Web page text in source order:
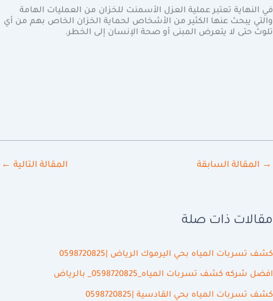
في النهاية تعتبر عملية العزل الأسمنت للخزان من العمليات الهامة
والتي يبحث عنها الكثير من الأشخاص لحماية الخزان الخاص بهم من أي
تلوث حتى لا يتعرض المبنى أو صحة الإنسان إلى الخطر.
→ المقالة السابقة المقالة التالية ←
مقالات ذات صلة
كشف تسربات المياه بحي اليرموك الرياض |0598720825
افضل شركه كشف تسربات المياه_0598720825_ بالرياض
كشف تسربات المياه بحي القادسية |0598720825